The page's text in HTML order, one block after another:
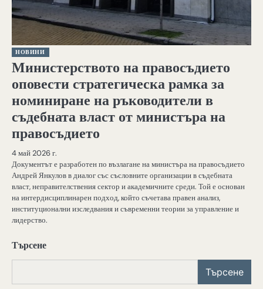
НОВИНИ
Министерството на правосъдието
оповести стратегическа рамка за
номиниране на ръководители в
съдебната власт от министъра на
правосъдието
4 май 2026 г.
Документът е разработен по възлагане на министъра на правосъдието
Андрей Янкулов в диалог със съсловните организации в съдебната
власт, неправителствения сектор и академичните среди. Той е основан
на интердисциплинарен подход, който съчетава правен анализ,
институционални изследвания и съвременни теории за управление и
лидерство.
Търсене
Търсене